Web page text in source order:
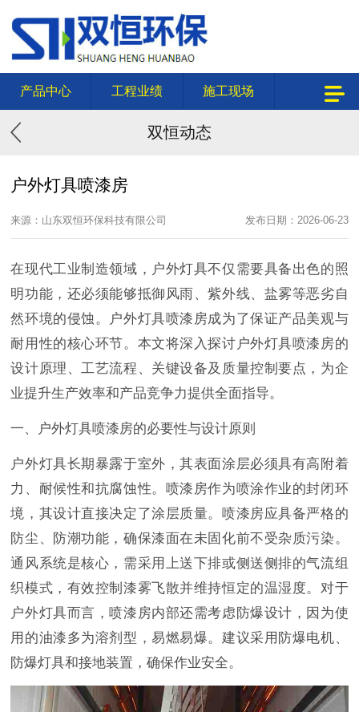
产品中心 工程业绩 施工现场
双恒动态
户外灯具喷漆房
来源：山东双恒环保科技有限公司 发布日期：2026-06-23
在现代工业制造领域，户外灯具不仅需要具备出色的照
明功能，还必须能够抵御风雨、紫外线、盐雾等恶劣自
然环境的侵蚀。户外灯具喷漆房成为了保证产品美观与
耐用性的核心环节。本文将深入探讨户外灯具喷漆房的
设计原理、工艺流程、关键设备及质量控制要点，为企
业提升生产效率和产品竞争力提供全面指导。
一、户外灯具喷漆房的必要性与设计原则
户外灯具长期暴露于室外，其表面涂层必须具有高附着
力、耐候性和抗腐蚀性。喷漆房作为喷涂作业的封闭环
境，其设计直接决定了涂层质量。喷漆房应具备严格的
防尘、防潮功能，确保漆面在未固化前不受杂质污染。
通风系统是核心，需采用上送下排或侧送侧排的气流组
织模式，有效控制漆雾飞散并维持恒定的温湿度。对于
户外灯具而言，喷漆房内部还需考虑防爆设计，因为使
用的油漆多为溶剂型，易燃易爆。建议采用防爆电机、
防爆灯具和接地装置，确保作业安全。